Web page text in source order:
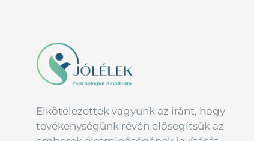
Elkötelezettek vagyunk az iránt, hogy
tevékenységünk révén elősegítsük az